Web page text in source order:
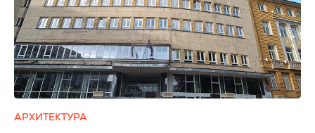
АРХИТЕКТУРА